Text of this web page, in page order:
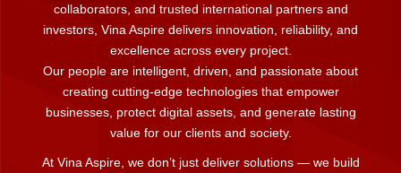
collaborators, and trusted international partners and
investors, Vina Aspire delivers innovation, reliability, and
excellence across every project.
Our people are intelligent, driven, and passionate about
creating cutting-edge technologies that empower
businesses, protect digital assets, and generate lasting
value for our clients and society.
At Vina Aspire, we don’t just deliver solutions — we build